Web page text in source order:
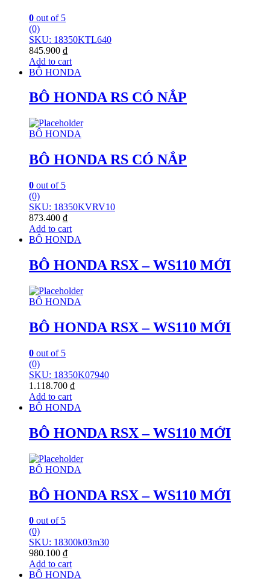
0 out of 5
(0)
SKU: 18350KTL640
845.900 ₫
Add to cart
BÔ HONDA
BÔ HONDA RS CÓ NẮP
BÔ HONDA
BÔ HONDA RS CÓ NẮP
0 out of 5
(0)
SKU: 18350KVRV10
873.400 ₫
Add to cart
BÔ HONDA
BÔ HONDA RSX – WS110 MỚI
BÔ HONDA
BÔ HONDA RSX – WS110 MỚI
0 out of 5
(0)
SKU: 18350K07940
1.118.700 ₫
Add to cart
BÔ HONDA
BÔ HONDA RSX – WS110 MỚI
BÔ HONDA
BÔ HONDA RSX – WS110 MỚI
0 out of 5
(0)
SKU: 18300k03m30
980.100 ₫
Add to cart
BÔ HONDA